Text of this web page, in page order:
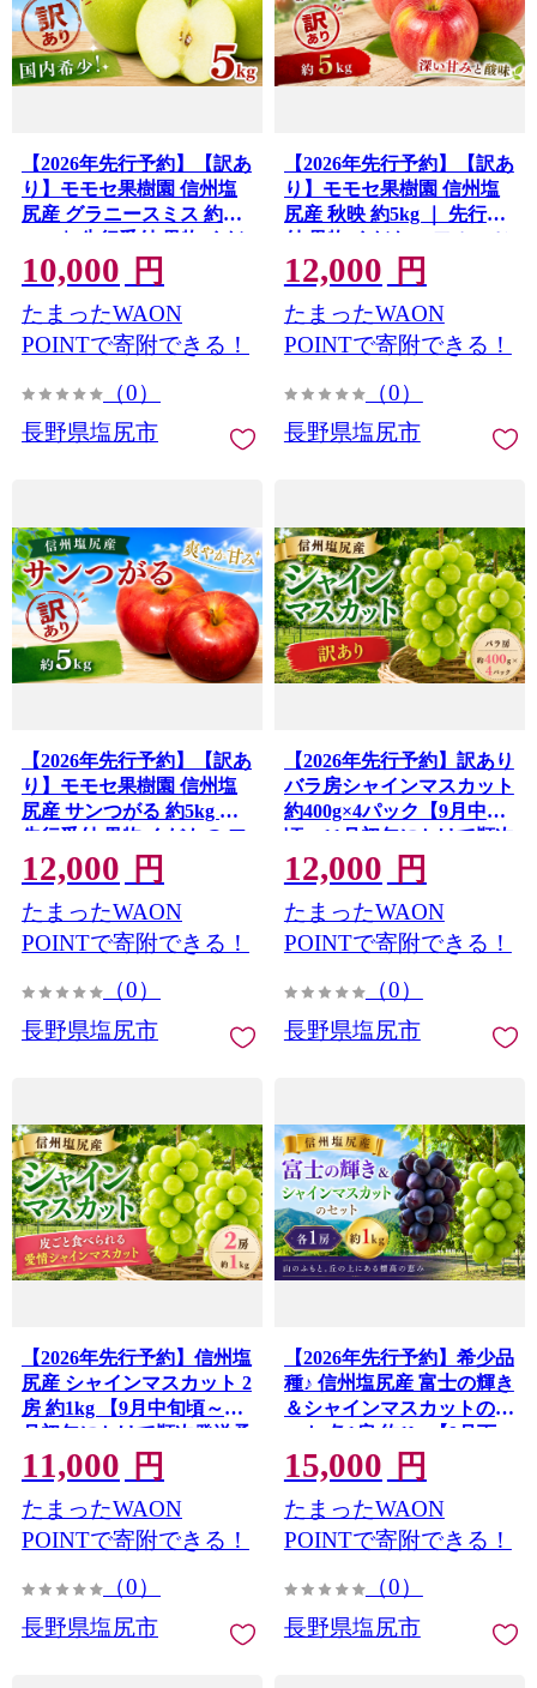
【2026年先行予約】【訳あ
り】モモセ果樹園 信州塩
尻産 グラニースミス 約
5kg ｜ 先行受付 果物 くだ
もの フルーツ グラニース
ミス りんご 青りんご 林檎
信州 長野県 塩尻市
10,000 円
たまったWAON
POINTで寄附できる！
（0）
長野県塩尻市
【2026年先行予約】【訳あ
り】モモセ果樹園 信州塩
尻産 秋映 約5kg ｜ 先行受
付 果物 くだもの フルーツ
秋映 りんご 林檎 信州 長野
県 塩尻市
12,000 円
たまったWAON
POINTで寄附できる！
（0）
長野県塩尻市
【2026年先行予約】【訳あ
り】モモセ果樹園 信州塩
尻産 サンつがる 約5kg ｜
先行受付 果物 くだもの フ
ルーツ サンつがる りんご
林檎 信州 長野県 塩尻市
12,000 円
たまったWAON
POINTで寄附できる！
（0）
長野県塩尻市
【2026年先行予約】訳あり
バラ房シャインマスカット
約400g×4パック【9月中旬
頃～11月初旬にかけて順次
発送予定】｜ シャインマ
スカット シャイン マスカ
ット しゃいんますかっと
訳あり バラ房 小粒 不揃い
粒抜け 曲がり ぶどう 葡萄
フルーツ 果物
野県 信州
12,000 円
たまったWAON
POINTで寄附できる！
（0）
長野県塩尻市
【2026年先行予約】信州塩
尻産 シャインマスカット 2
房 約1kg 【9月中旬頃～11
月初旬にかけて順次発送予
定】｜ シャインマスカッ
ト シャイン マスカット し
ゃいんますかっと ぶどう
葡萄 フルーツ 果物
YoshieVineyard 塩尻市 長
野県 信州
11,000 円
たまったWAON
POINTで寄附できる！
（0）
長野県塩尻市
【2026年先行予約】希少品
種♪ 信州塩尻産 富士の輝き
＆シャインマスカットのセ
ット 各1房 約1kg【9月下
旬頃～11月初旬にかけて順
次発送予定】｜ 富士の輝
き シャインマスカット 希
少品種 ぶどう 葡萄 フルー
ツ 果物 YoshieVineyard 塩
尻市 長野県 信州
15,000 円
たまったWAON
POINTで寄附できる！
（0）
長野県塩尻市